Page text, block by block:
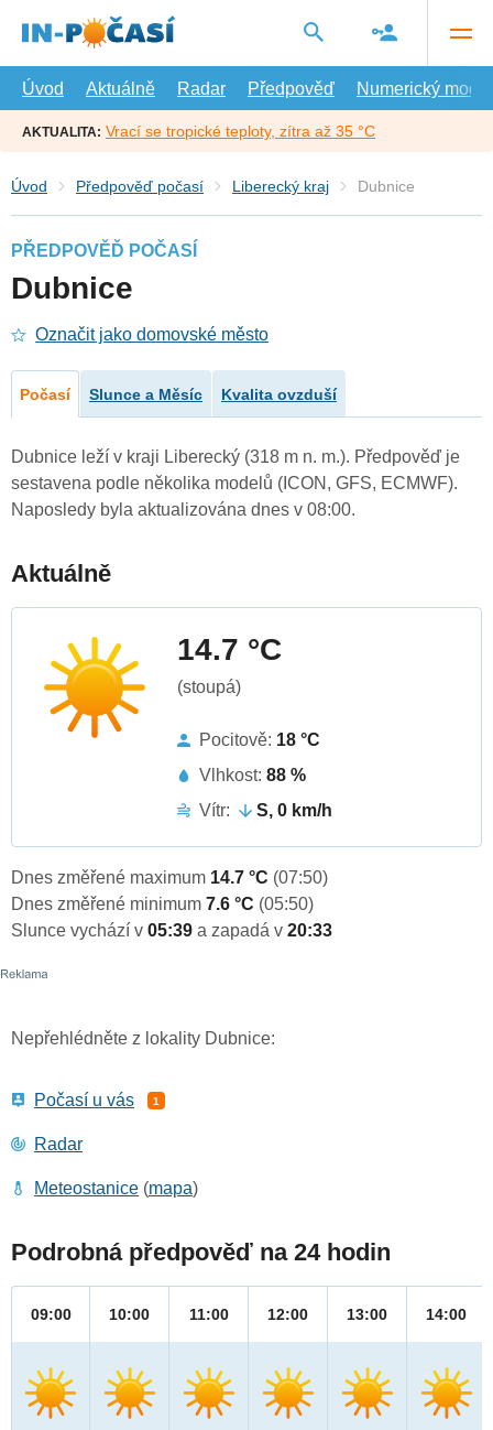
hlavní
Úvod
Aktuálně Radar Předpověď Numerický model
AKTUALITA: Vrací se tropické teploty, zítra až 35 °C
Úvod Předpověď počasí Liberecký kraj Dubnice
PŘEDPOVĚĎ POČASÍ
Dubnice
Označit jako domovské město
Počasí Slunce a Měsíc Kvalita ovzduší
Dubnice leží v kraji Liberecký (318 m n. m.). Předpověď je
sestavena podle několika modelů (ICON, GFS, ECMWF).
Naposledy byla aktualizována dnes v 08:00.
Aktuálně
14.7 °C
(stoupá)
Pocitově: 18 °C
Vlhkost: 88 %
Vítr:
S, 0 km/h
Dnes změřené maximum 14.7 °C (07:50)
Dnes změřené minimum 7.6 °C (05:50)
Slunce vychází v 05:39 a zapadá v 20:33
Nepřehlédněte z lokality Dubnice:
Počasí u vás 1
Radar
Meteostanice (mapa)
Podrobná předpověď na 24 hodin
09:00 10:00 11:00 12:00 13:00 14:00